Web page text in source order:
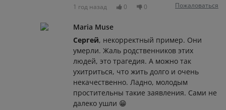
1 год назад 0 0 Пожаловаться
Maria Muse
Сергей, некорректный пример. Они
умерли. Жаль родственников этих
людей, это трагедия. А можно так
ухитриться, что жить долго и очень
некачественно. Ладно, молодым
простительны такие заявления. Сами не
далеко ушли 😁